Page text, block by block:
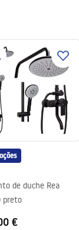
de duche Rea
preto
€